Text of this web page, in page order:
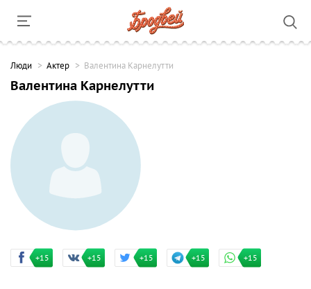
Люди Актер Валентина Карнелутти
Валентина Карнелутти
+15 +15 +15 +15 +15